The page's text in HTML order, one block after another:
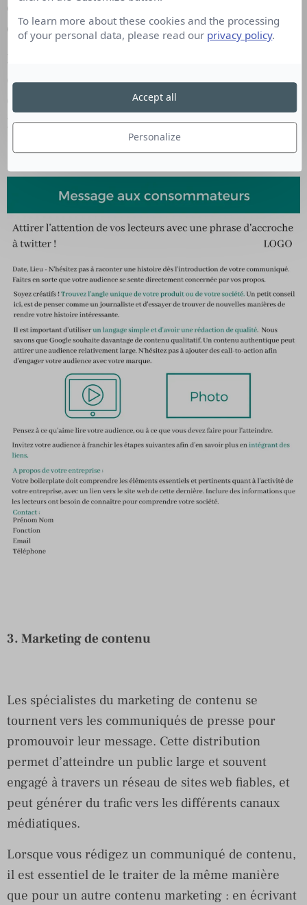
consommateurs. De cette façon, le public peut
directement y avoir accès et les partager.
communiqué est de fournir des informations utiles
et intéressantes qui sont, et resteront, pertinentes
pour votre public cible.
3. Marketing de contenu
Les spécialistes du marketing de contenu se
tournent vers les communiqués de presse pour
promouvoir leur message. Cette distribution
permet d’atteindre un public large et souvent
engagé à travers un réseau de sites web fiables, et
peut générer du trafic vers les différents canaux
médiatiques.
Lorsque vous rédigez un communiqué de contenu,
il est essentiel de le traiter de la même manière
que pour un autre contenu marketing : en écrivant
To learn more about these cookies and the processing
of your personal data, please read our privacy policy.
Personalize
Accept all